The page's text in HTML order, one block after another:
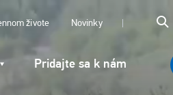
živote Novinky
Pridajte sa k nám